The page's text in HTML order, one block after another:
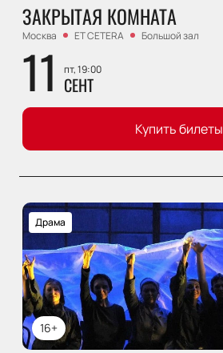
ЗАКРЫТАЯ КОМНАТА
Москва ET CETERA Большой зал
11 пт, 19:00
СЕНТ
Купить билеты
16+
Драма